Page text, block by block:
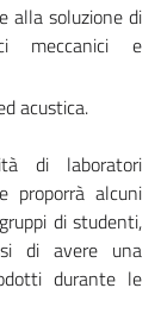
alla soluzione di
meccanici e
acustica.
di laboratori
proporrà alcuni
di studenti,
di avere una
durante le